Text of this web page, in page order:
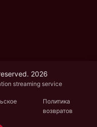
2026
streaming service
Политика
возвратов